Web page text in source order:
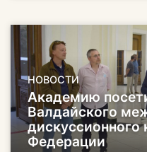
НОВОСТИ
Академию
Валдайского
дискуссионного
Федерации